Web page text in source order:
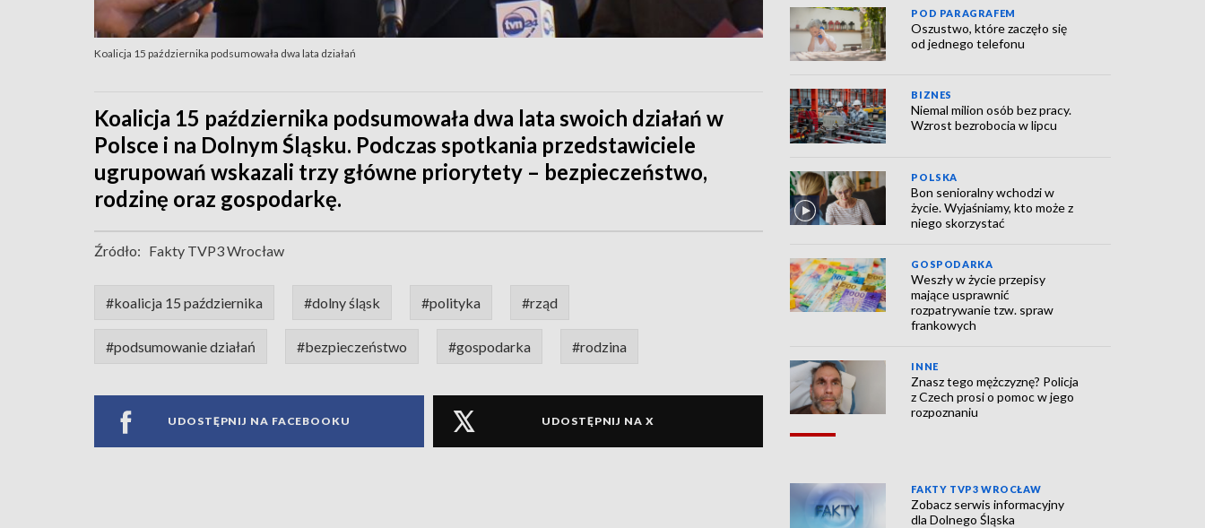
Koalicja 15 października podsumowała dwa lata działań
Koalicja 15 października podsumowała dwa lata swoich działań w
Polsce i na Dolnym Śląsku. Podczas spotkania przedstawiciele
ugrupowań wskazali trzy główne priorytety – bezpieczeństwo,
rodzinę oraz gospodarkę.
Źródło: Fakty TVP3 Wrocław
#koalicja 15 października #dolny śląsk #polityka #rząd
#podsumowanie działań #bezpieczeństwo #gospodarka #rodzina
UDOSTĘPNIJ NA FACEBOOKU UDOSTĘPNIJ NA X
POD PARAGRAFEM
Oszustwo, które zaczęło się
od jednego telefonu
BIZNES
Niemal milion osób bez pracy.
Wzrost bezrobocia w lipcu
POLSKA
Bon senioralny wchodzi w
życie. Wyjaśniamy, kto może z
niego skorzystać
GOSPODARKA
Weszły w życie przepisy
mające usprawnić
rozpatrywanie tzw. spraw
frankowych
INNE
Znasz tego mężczyznę? Policja
z Czech prosi o pomoc w jego
rozpoznaniu
FAKTY TVP3 WROCŁAW
Zobacz serwis informacyjny
dla Dolnego Śląska